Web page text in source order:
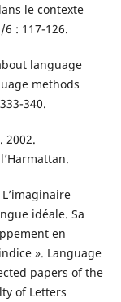
le contexte
: 117-126.
language
methods
340.
2002.
idéale. Sa
en
». Language
papers of the
of Letters